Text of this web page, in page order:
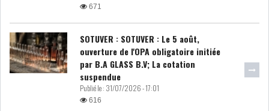
SARRA ZAAFRANI ZENZRI
NOUVELLE CHEFFE DU...
671
SOTUVER : SOTUVER : Le 5 août,
ouverture de l'OPA obligatoire initiée
par B.A GLASS B.V; La cotation
suspendue
Publié le : 31/07/2026 - 17:01
616